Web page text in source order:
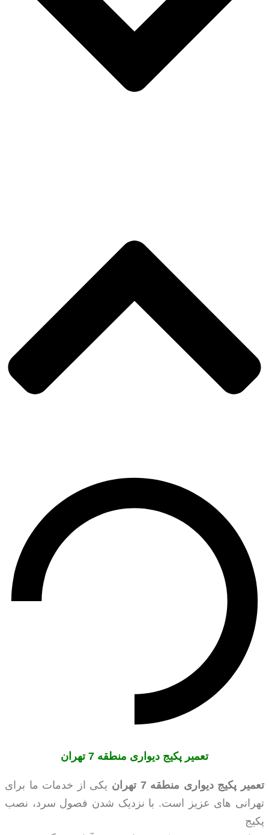
تعمیر پکیج دیواری منطقه 7 تهران
تعمیر پکیج دیواری منطقه 7 تهران
یکی از خدمات ما برای
تهرانی های عزیز است. با نزدیک شدن فصول سرد، نصب
پکیج